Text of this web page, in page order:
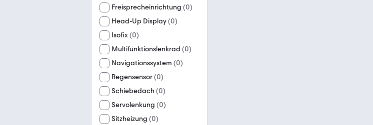
Freisprecheinrichtung (0)
Head-Up Display(0)
Isofix(0)
Multifunktionslenkrad (0)
Navigationssystem (0)
Regensensor(0)
Schiebedach (0)
Servolenkung (0)
Sitzheizung (0)